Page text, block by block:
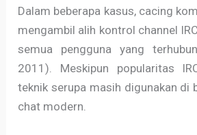
Dalam beberapa kasus, cacing
mengambil alih kontrol channel
semua pengguna yang
2011). Meskipun popularitas
teknik serupa masih digunakan di
chat modern.